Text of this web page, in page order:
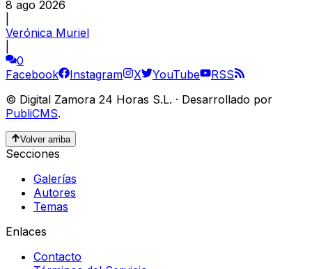
8 ago 2026
Verónica Muriel
0
Facebook
Instagram X YouTube
RSS
© Digital Zamora 24 Horas S.L. · Desarrollado por
PubliCMS.
Volver arriba
Secciones
Galerías
Autores
Temas
Enlaces
Contacto